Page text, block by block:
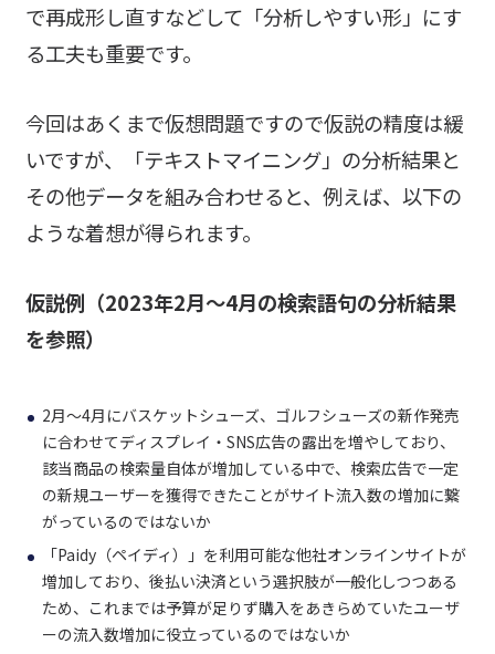
で再成形し直すなどして「分析しやすい形」にす
る工夫も重要です。
今回はあくまで仮想問題ですので仮説の精度は緩
いですが、「テキストマイニング」の分析結果と
その他データを組み合わせると、例えば、以下の
ような着想が得られます。
仮説例（2023年2月～4月の検索語句の分析結果
を参照）
2月～4月にバスケットシューズ、ゴルフシューズの新作発売
に合わせてディスプレイ・SNS広告の露出を増やしており、
該当商品の検索量自体が増加している中で、検索広告で一定
の新規ユーザーを獲得できたことがサイト流入数の増加に繋
がっているのではないか
「Paidy（ペイディ）」を利用可能な他社オンラインサイトが
増加しており、後払い決済という選択肢が一般化しつつある
ため、これまでは予算が足りず購入をあきらめていたユーザ
ーの流入数増加に役立っているのではないか